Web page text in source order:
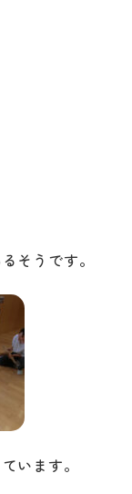
そうです。
います。